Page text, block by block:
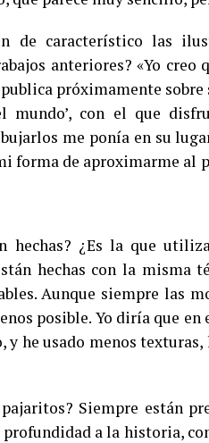
de característico las
anteriores? «Yo
próximamente sobre
mundo’, con el que
me ponía en su
forma de aproximarme al
hechas? ¿Es la que
hechas con la misma
Aunque siempre las
posible. Yo diría que
y he usado menos
Siempre están
a la historia,